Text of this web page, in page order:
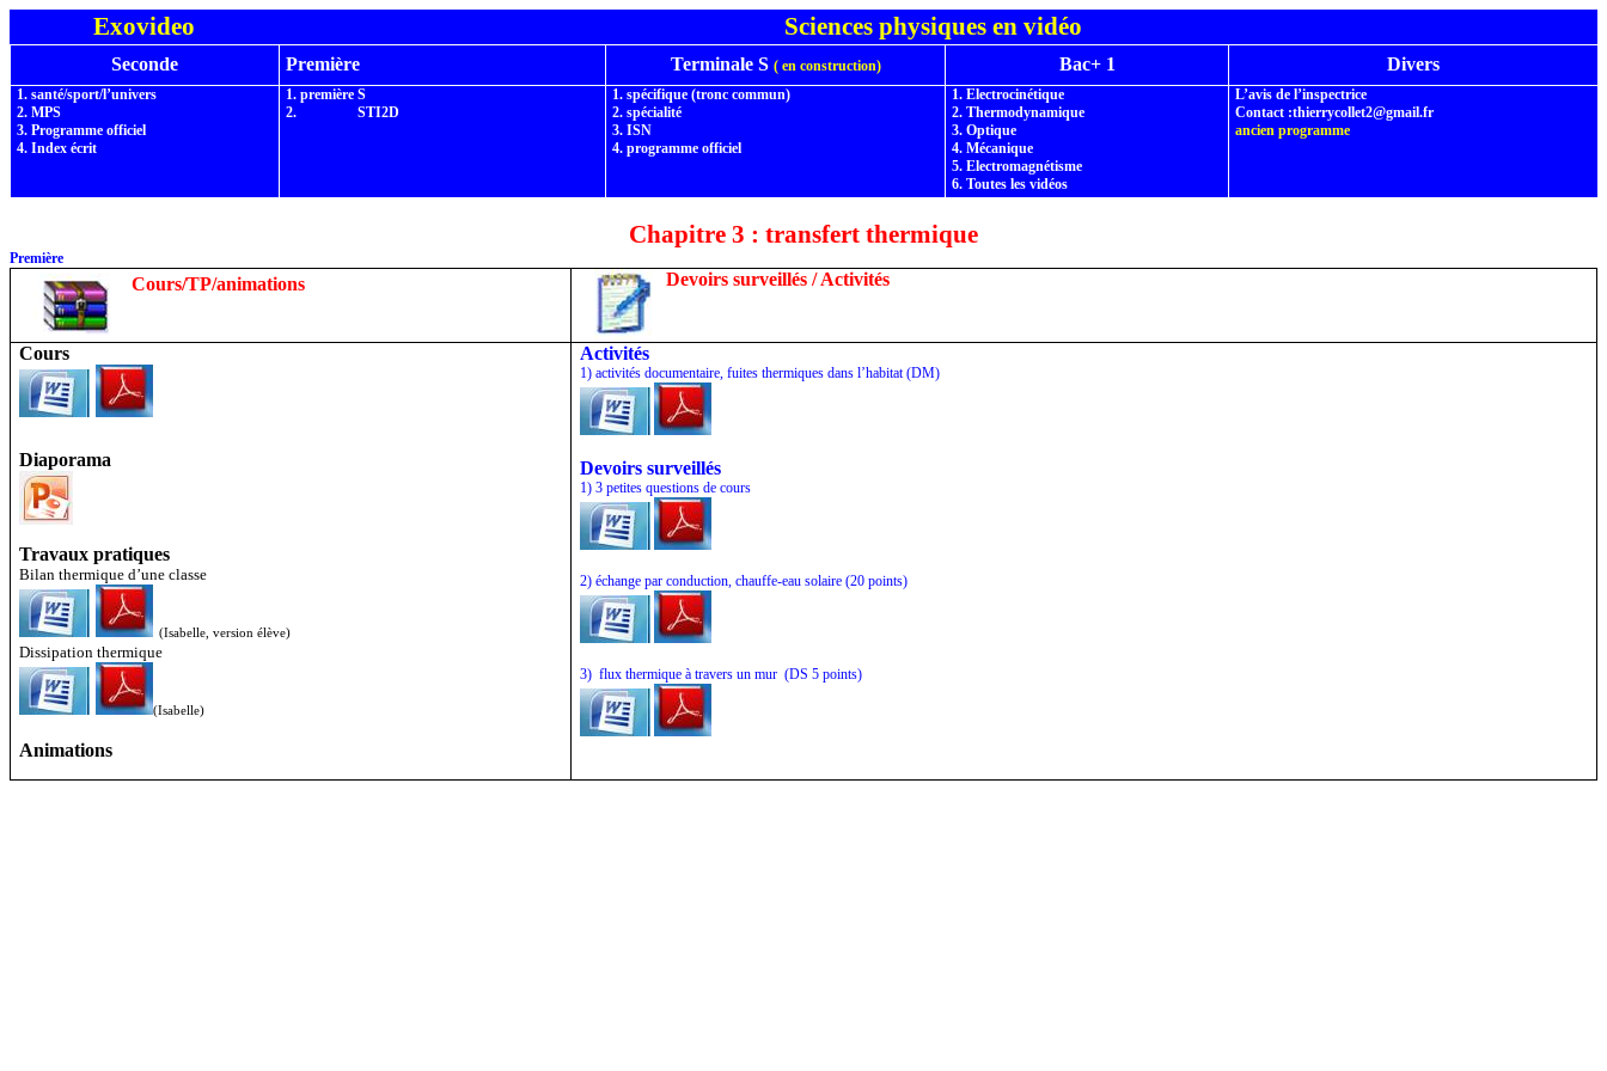
Exovideo Sciences physiques en vidéo
Seconde Première Terminale S ( enconstruction) Bac+ 1 Divers
1. santé/sport/l’univers
2. MPS
3. Programme officiel
4. Index écrit
1.première S
2.
STI2D
1. spécifique (tronc commun)
2. spécialité
3. ISN
4. programme officiel
1. Electrocinétique
2. Thermodynamique
3. Optique
4. Mécanique
5. Electromagnétisme
6. Toutes les vidéos
L’avis de l’inspectrice
Contact :thierrycollet2@gmail.fr
ancien programme
Chapitre 3 : transfert thermique
Première
Cours/TP/animations Devoirs surveillés / Activités
Cours
Diaporama
Travaux pratiques
Bilan thermique d’une classe
(Isabelle, version élève)
Dissipation thermique
(Isabelle)
Animations
Activités
1) activités documentaire, fuites thermiques dans l’habitat (DM)
Devoirs surveillés
1) 3 petites questions de cours
2) échange par conduction, chauffe-eau solaire (20 points)
3) flux thermique à travers un mur (DS 5 points)